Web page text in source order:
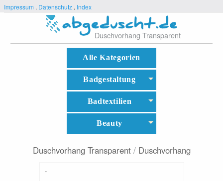
Impressum . Datenschutz . Index
Duschvorhang Transparent
Alle Kategorien
Badgestaltung
Badtextilien
Beauty
Duschvorhang Transparent/ Duschvorhang
-